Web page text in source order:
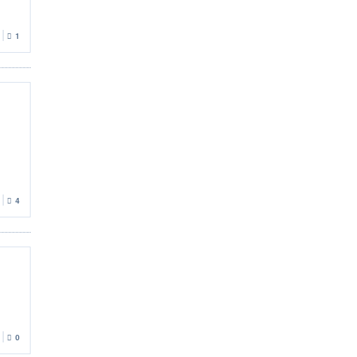
1
4
0